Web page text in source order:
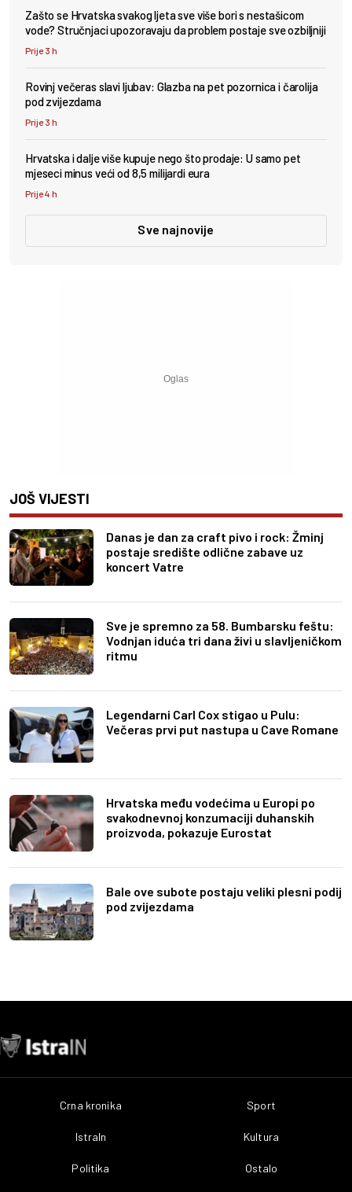
Zašto se Hrvatska svakog ljeta sve više bori s nestašicom
vode? Stručnjaci upozoravaju da problem postaje sve ozbiljniji
Prije 3 h
Rovinj večeras slavi ljubav: Glazba na pet pozornica i čarolija
pod zvijezdama
Prije 3 h
Hrvatska i dalje više kupuje nego što prodaje: U samo pet
mjeseci minus veći od 8,5 milijardi eura
Prije 4 h
Sve najnovije
JOŠ VIJESTI
Danas je dan za craft pivo i rock: Žminj
postaje središte odlične zabave uz
koncert Vatre
Sve je spremno za 58. Bumbarsku feštu:
Vodnjan iduća tri dana živi u slavljeničkom
ritmu
Legendarni Carl Cox stigao u Pulu:
Večeras prvi put nastupa u Cave Romane
Hrvatska među vodećima u Europi po
svakodnevnoj konzumaciji duhanskih
proizvoda, pokazuje Eurostat
Bale ove subote postaju veliki plesni podij
pod zvijezdama
Crna kronika
IstraIn
Politika
Sport
Kultura
Ostalo